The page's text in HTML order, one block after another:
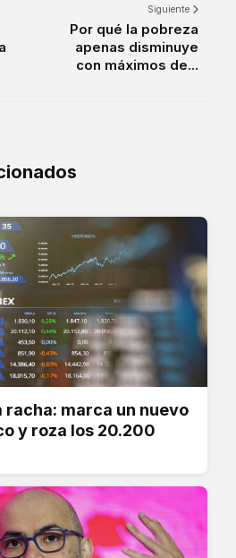
Siguiente
Por qué la pobreza
apenas disminuye
con máximos de...
racha: marca un nuevo
y roza los 20.200